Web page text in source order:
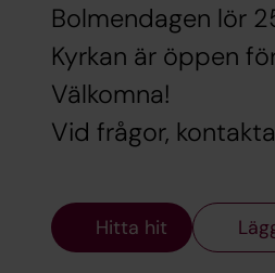
Bolmendagen lör
Kyrkan är öppen
Välkomna!
Vid frågor,
Hitta hit